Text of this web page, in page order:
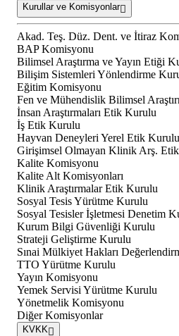
Kurullar ve Komisyonlar
Akad. Teş. Düz. Dent. ve İtiraz
BAP Komisyonu
Bilimsel Araştırma ve Yayın Etiği
Bilişim Sistemleri Yönlendirme
Eğitim Komisyonu
Fen ve Mühendislik Bilimsel
İnsan Araştırmaları Etik Kurulu
İş Etik Kurulu
Hayvan Deneyleri Yerel Etik Kurulu
Girişimsel Olmayan Klinik Arş.
Kalite Komisyonu
Kalite Alt Komisyonları
Klinik Araştırmalar Etik Kurulu
Sosyal Tesis Yürütme Kurulu
Sosyal Tesisler İşletmesi Denetim
Kurum Bilgi Güvenliği Kurulu
Strateji Geliştirme Kurulu
Sınai Mülkiyet Hakları
TTO Yürütme Kurulu
Yayın Komisyonu
Yemek Servisi Yürütme Kurulu
Yönetmelik Komisyonu
Diğer Komisyonlar
KVKK